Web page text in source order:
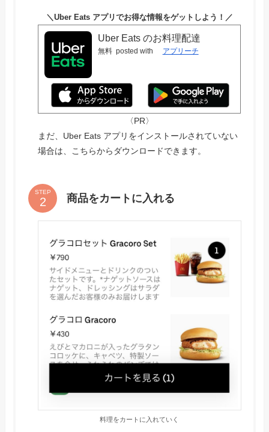
＼Uber Eats アプリでお得な情報をゲットしよう！／
Uber Eats のお料理配達
無料 posted with アプリーチ
〈PR〉
まだ、Uber Eats アプリをインストールされていない
場合は、こちらからダウンロードできます。
STEP
商品をカートに入れる
料理をカートに入れていく